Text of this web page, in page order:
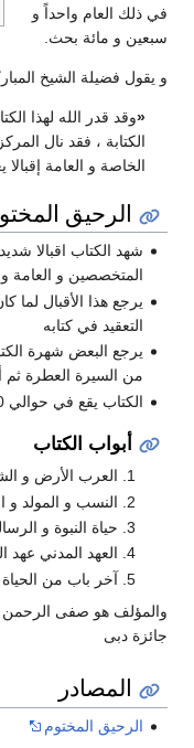
في ذلك العام واحداً و
سبعين و مائة بحث.
و يقول فضيلة الشيخ
«وقد قدر الله لهذا
الكتابة ، فقد نال
الخاصة و العامة إقبالا
الرحيق
شهد الكتاب اقبالا
المتخصصين و العامة و
يرجع هذا الأقبال لما
التعقيد في كتابه
يرجع البعض شهرة
من السيرة العطرة ثم
الكتاب يقع في حوالي 520 صفحة من القطع الكبير
أبواب الكتاب
العرب الأرض و
النسب و المولد و
حياة النبوة و
العهد المدني عهد
آخر باب من الحياة
والمؤلف هو صفى الرحمن
جائزة دبى
المصادر
الرحيق المختوم